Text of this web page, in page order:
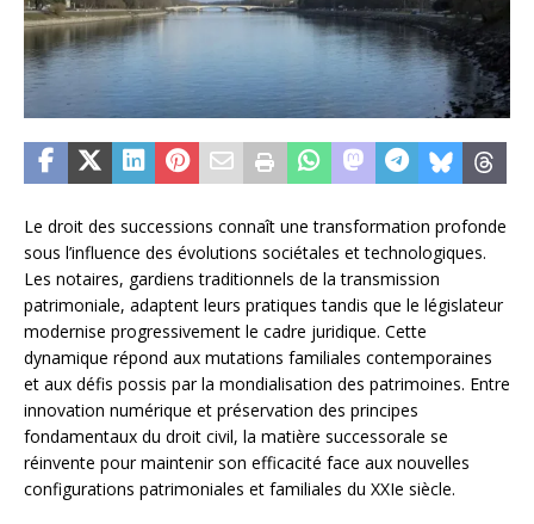
Le droit des successions connaît une transformation profonde
sous l’influence des évolutions sociétales et technologiques.
Les notaires, gardiens traditionnels de la transmission
patrimoniale, adaptent leurs pratiques tandis que le législateur
modernise progressivement le cadre juridique. Cette
dynamique répond aux mutations familiales contemporaines
et aux défis possis par la mondialisation des patrimoines. Entre
innovation numérique et préservation des principes
fondamentaux du droit civil, la matière successorale se
réinvente pour maintenir son efficacité face aux nouvelles
configurations patrimoniales et familiales du XXIe siècle.